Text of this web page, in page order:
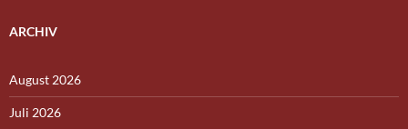
ARCHIV
August 2026
Juli 2026